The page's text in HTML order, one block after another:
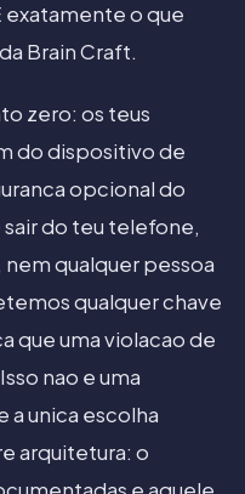
o que
Brain Craft.
zero: os teus
do dispositivo de
opcional do
do teu telefone,
qualquer pessoa
qualquer chave
que uma violacao de
nao e uma
a unica escolha
arquitetura: o